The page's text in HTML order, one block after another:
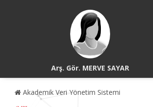
Arş. Gör. MERVE SAYAR
Akademik Veri Yönetim Sistemi